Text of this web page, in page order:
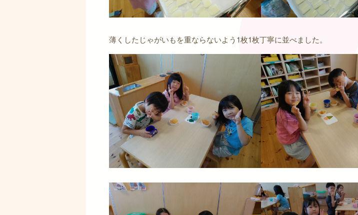
薄くしたじゃがいもを重ならないよう1枚1枚丁寧に並べました。